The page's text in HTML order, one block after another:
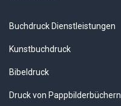
Buchdruck Dienstleistungen
Kunstbuchdruck
Bibeldruck
Druck von Pappbilderbüchern